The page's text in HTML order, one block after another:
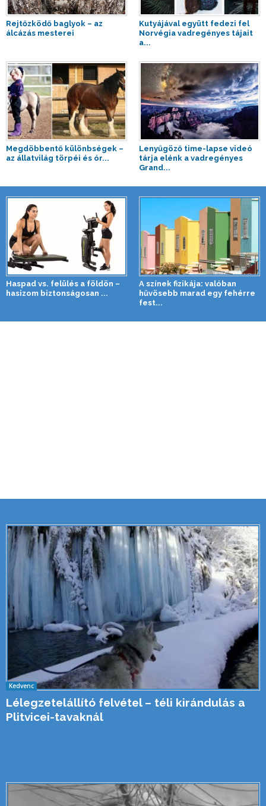
Rejtőzködő baglyok – az
álcázás mesterei
Kutyájával együtt fedezi fel
Norvégia vadregényes tájait
a...
Megdöbbentő különbségek –
az állatvilág törpéi és ór...
Lenyűgöző time-lapse videó
tárja elénk a vadregényes
Grand...
Haspad vs. felülés a földön –
hasizom biztonságosan ...
A színek fizikája: valóban
hűvösebb marad egy fehérre
fest...
Kedvenc
Lélegzetelállító felvétel – téli kirándulás a
Plitvicei-tavaknál